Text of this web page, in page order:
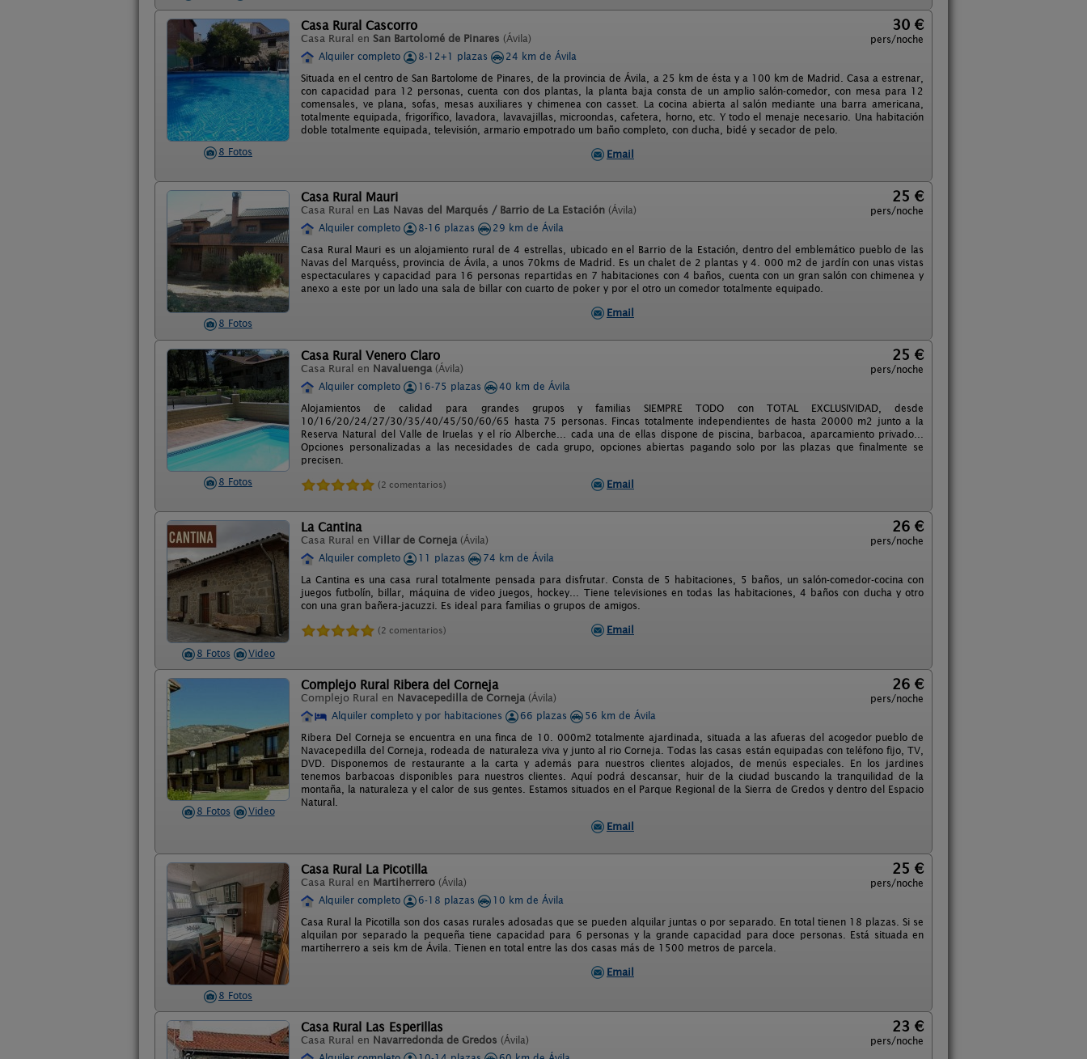
8 Fotos
Casa Rural Cascorro
Casa Rural en San Bartolomé de Pinares (Ávila)
30 €
pers/noche
Alquiler completo
8-12+1 plazas
24 km de Ávila
Situada en el centro de San Bartolome de Pinares, de la provincia de Ávila, a 25 km de ésta y a 100 km de Madrid. Casa a estrenar,
con capacidad para 12 personas, cuenta con dos plantas, la planta baja consta de un amplio salón-comedor, con mesa para 12
comensales, ve plana, sofas, mesas auxiliares y chimenea con casset. La cocina abierta al salón mediante una barra americana,
totalmente equipada, frigorífico, lavadora, lavavajillas, microondas, cafetera, horno, etc. Y todo el menaje necesario. Una habitación
doble totalmente equipada, televisión, armario empotrado um baño completo, con ducha, bidé y secador de pelo.
Email
8 Fotos
Casa Rural Mauri
Casa Rural en Las Navas del Marqués / Barrio de La Estación (Ávila)
25 €
pers/noche
Alquiler completo
8-16 plazas
29 km de Ávila
Casa Rural Mauri es un alojamiento rural de 4 estrellas, ubicado en el Barrio de la Estación, dentro del emblemático pueblo de las
Navas del Marquéss, provincia de Ávila, a unos 70kms de Madrid. Es un chalet de 2 plantas y 4. 000 m2 de jardín con unas vistas
espectaculares y capacidad para 16 personas repartidas en 7 habitaciones con 4 baños, cuenta con un gran salón con chimenea y
anexo a este por un lado una sala de billar con cuarto de poker y por el otro un comedor totalmente equipado.
Email
8 Fotos
Casa Rural Venero Claro
Casa Rural en Navaluenga (Ávila)
25 €
pers/noche
Alquiler completo
16-75 plazas
40 km de Ávila
Alojamientos de calidad para grandes grupos y familias SIEMPRE TODO con TOTAL EXCLUSIVIDAD, desde
10/16/20/24/27/30/35/40/45/50/60/65 hasta 75 personas. Fincas totalmente independientes de hasta 20000 m2 junto a la
Reserva Natural del Valle de Iruelas y el río Alberche... cada una de ellas dispone de piscina, barbacoa, aparcamiento privado...
Opciones personalizadas a las necesidades de cada grupo, opciones abiertas pagando solo por las plazas que finalmente se
precisen.
(2 comentarios) Email
8 Fotos Video
La Cantina
Casa Rural en Villar de Corneja (Ávila)
26 €
pers/noche
Alquiler completo
11 plazas
74 km de Ávila
La Cantina es una casa rural totalmente pensada para disfrutar. Consta de 5 habitaciones, 5 baños, un salón-comedor-cocina con
juegos futbolín, billar, máquina de video juegos, hockey... Tiene televisiones en todas las habitaciones, 4 baños con ducha y otro
con una gran bañera-jacuzzi. Es ideal para familias o grupos de amigos.
(2 comentarios) Email
8 Fotos Video
Complejo Rural Ribera del Corneja
Complejo Rural en Navacepedilla de Corneja (Ávila)
26 €
pers/noche
Alquiler completo y por habitaciones
66 plazas
56 km de Ávila
Ribera Del Corneja se encuentra en una finca de 10. 000m2 totalmente ajardinada, situada a las afueras del acogedor pueblo de
Navacepedilla del Corneja, rodeada de naturaleza viva y junto al rio Corneja. Todas las casas están equipadas con teléfono fijo, TV,
DVD. Disponemos de restaurante a la carta y además para nuestros clientes alojados, de menús especiales. En los jardines
tenemos barbacoas disponibles para nuestros clientes. Aquí podrá descansar, huir de la ciudad buscando la tranquilidad de la
montaña, la naturaleza y el calor de sus gentes. Estamos situados en el Parque Regional de la Sierra de Gredos y dentro del Espacio
Natural.
Email
8 Fotos
Casa Rural La Picotilla
Casa Rural en Martiherrero (Ávila)
25 €
pers/noche
Alquiler completo
6-18 plazas
10 km de Ávila
Casa Rural la Picotilla son dos casas rurales adosadas que se pueden alquilar juntas o por separado. En total tienen 18 plazas. Si se
alquilan por separado la pequeña tiene capacidad para 6 personas y la grande capacidad para doce personas. Está situada en
martiherrero a seis km de Ávila. Tienen en total entre las dos casas más de 1500 metros de parcela.
Email
Casa Rural Las Esperillas
Casa Rural en Navarredonda de Gredos (Ávila)
23 €
pers/noche